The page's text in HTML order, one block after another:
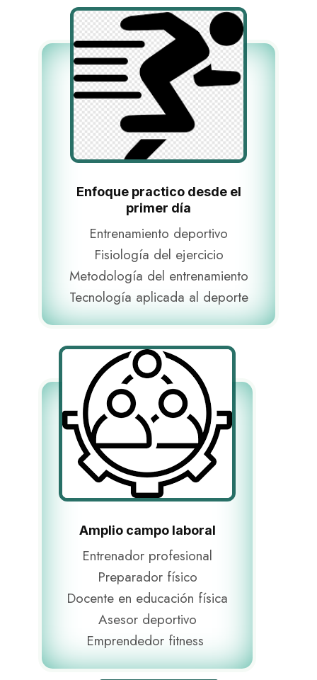
Enfoque practico desde el
primer día
Entrenamiento deportivo
Fisiología del ejercicio
Metodología del entrenamiento
Tecnología aplicada al deporte
Amplio campo laboral
Entrenador profesional
Preparador físico
Docente en educación física
Asesor deportivo
Emprendedor fitness ​